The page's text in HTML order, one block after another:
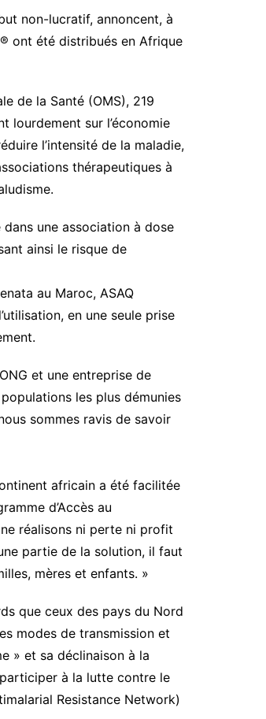
non-lucratif, annoncent, à
ont été distribués en Afrique
de la Santé (OMS), 219
lourdement sur l’économie
l’intensité de la maladie,
thérapeutiques à
dans une association à dose
ainsi le risque de
au Maroc, ASAQ
en une seule prise
et une entreprise de
les plus démunies
sommes ravis de savoir
africain a été facilitée
d’Accès au
réalisons ni perte ni profit
partie de la solution, il faut
mères et enfants. »
que ceux des pays du Nord
modes de transmission et
» et sa déclinaison à la
à la lutte contre le
Resistance Network)